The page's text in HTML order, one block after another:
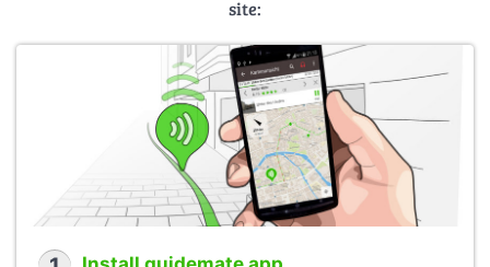
site: